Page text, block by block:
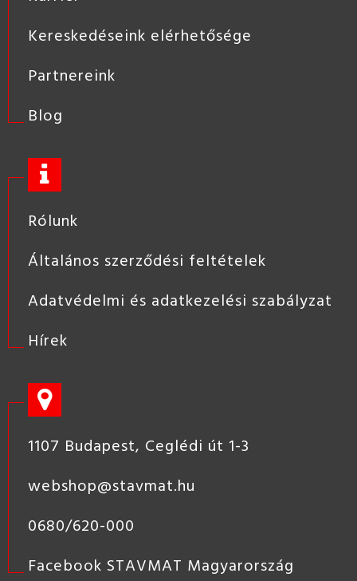
Kereskedéseink elérhetősége
Partnereink
Blog
Rólunk
Általános szerződési feltételek
Adatvédelmi és adatkezelési szabályzat
Hírek
1107 Budapest, Ceglédi út 1-3
webshop@stavmat.hu
0680/620-000
Facebook STAVMAT Magyarország